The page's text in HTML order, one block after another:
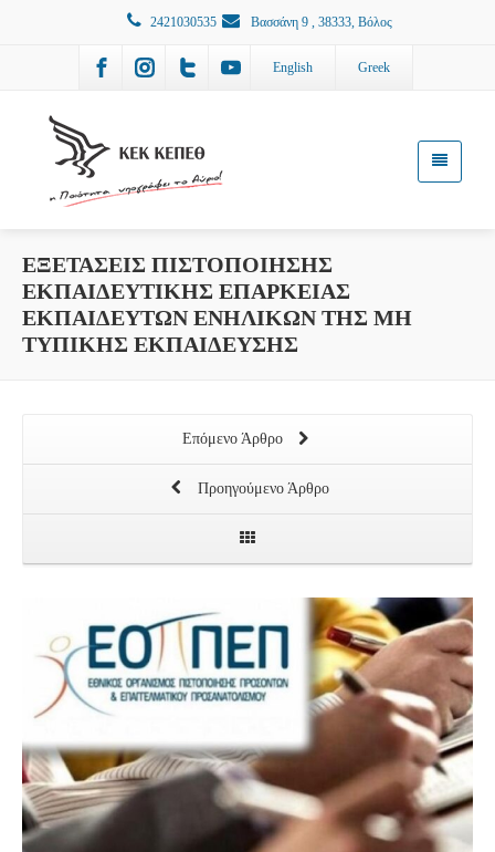
2421030535 Βασσάνη 9 , 38333, Βόλος
English Greek
ΕΞΕΤΑΣΕΙΣ ΠΙΣΤΟΠΟΙΗΣΗΣ
ΕΚΠΑΙΔΕΥΤΙΚΗΣ ΕΠΑΡΚΕΙΑΣ
ΕΚΠΑΙΔΕΥΤΩΝ ΕΝΗΛΙΚΩΝ ΤΗΣ ΜΗ
ΤΥΠΙΚΗΣ ΕΚΠΑΙΔΕΥΣΗΣ
Επόμενο Άρθρο
Προηγούμενο Άρθρο